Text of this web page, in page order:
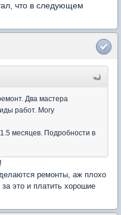
что в следующем
Два мастера
работ. Могу
месяцев. Подробности в
ремонты, аж плохо
это и платить хорошие